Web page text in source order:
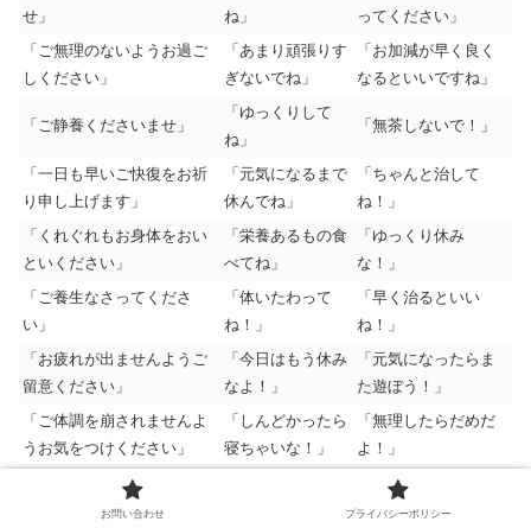
せ」
ね」
ってください」
「ご無理のないようお過ご
しください」
「あまり頑張りす
ぎないでね」
「お加減が早く良く
なるといいですね」
「ご静養くださいませ」
「ゆっくりして
ね」
「無茶しないで！」
「一日も早いご快復をお祈
り申し上げます」
「元気になるまで
休んでね」
「ちゃんと治して
ね！」
「くれぐれもお身体をおい
といください」
「栄養あるもの食
べてね」
「ゆっくり休み
な！」
「ご養生なさってくださ
い」
「体いたわって
ね！」
「早く治るといい
ね！」
「お疲れが出ませんようご
留意ください」
「今日はもう休み
なよ！」
「元気になったらま
た遊ぼう！」
「ご体調を崩されませんよ
うお気をつけください」
「しんどかったら
寝ちゃいな！」
「無理したらだめだ
よ！」
「ご回復を心よりお祈りい
お問い合わせ プライバシーポリシー